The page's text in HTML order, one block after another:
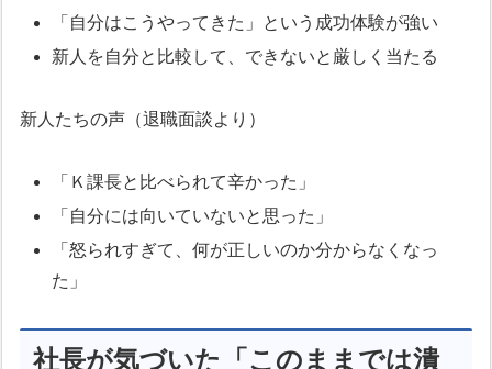
「自分はこうやってきた」という成功体験が強い
新人を自分と比較して、できないと厳しく当たる
新人たちの声（退職面談より）
「Ｋ課長と比べられて辛かった」
「自分には向いていないと思った」
「怒られすぎて、何が正しいのか分からなくなっ
た」
社長が気づいた「このままでは潰